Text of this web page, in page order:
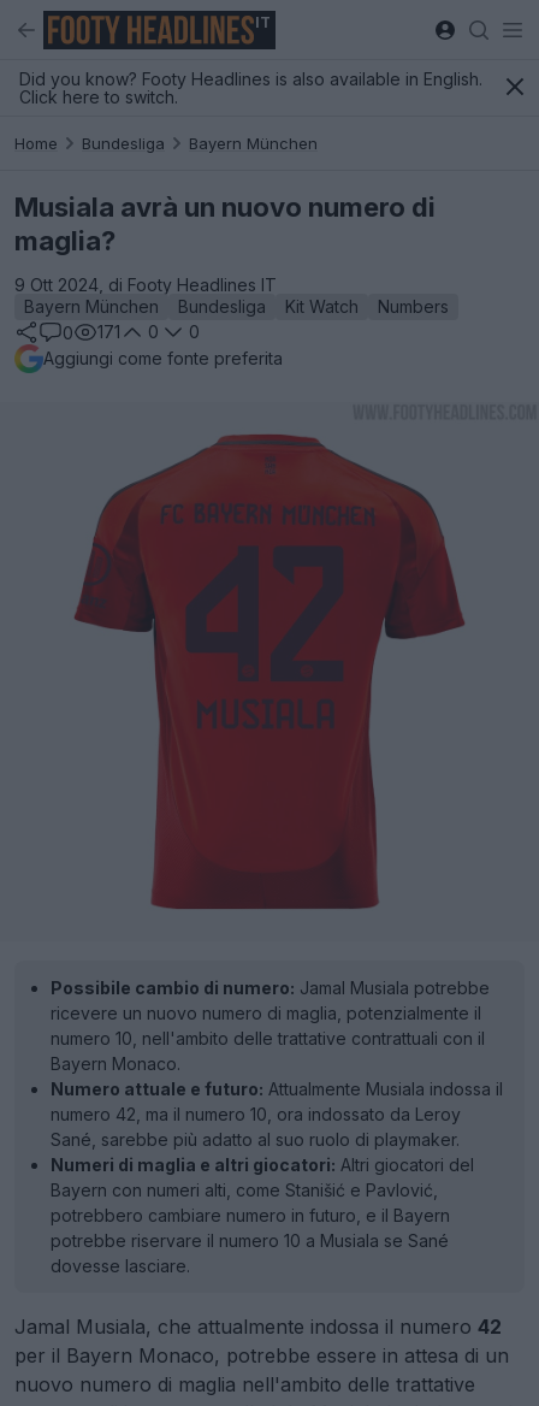
IT
Did you know? Footy Headlines is also available in English.
Click here to switch.
Home Bundesliga Bayern München
Musiala avrà un nuovo numero di
maglia?
9 Ott 2024, di Footy Headlines IT
Bayern München
Bundesliga Kit Watch
Numbers
0
171 0
0
Aggiungi come fonte preferita
Possibile cambio di numero: Jamal Musiala potrebbe
ricevere un nuovo numero di maglia, potenzialmente il
numero 10, nell'ambito delle trattative contrattuali con il
Bayern Monaco.
Numero attuale e futuro: Attualmente Musiala indossa il
numero 42, ma il numero 10, ora indossato da Leroy
Sané, sarebbe più adatto al suo ruolo di playmaker.
Numeri di maglia e altri giocatori: Altri giocatori del
Bayern con numeri alti, come Stanišić e Pavlović,
potrebbero cambiare numero in futuro, e il Bayern
potrebbe riservare il numero 10 a Musiala se Sané
dovesse lasciare.
Jamal Musiala, che attualmente indossa il numero 42
per il Bayern Monaco, potrebbe essere in attesa di un
nuovo numero di maglia nell'ambito delle trattative